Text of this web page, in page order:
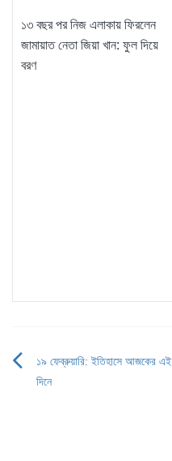
১৩ বছর পর নিজ এলাকায় ফিরলেন
জামায়াত নেতা জিয়া খান: ফুল দিয়ে
বরণ
Post
১৯ ফেব্রুয়ারি: ইতিহাসে আজকের এই
দিনে